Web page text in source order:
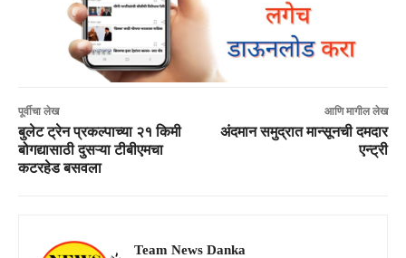
पूर्वीचा लेख
बुलेट ट्रेन प्रकल्पाच्या २१ किमी
बोगद्यासाठी दुसऱ्या टीबीएमचा
कटरहेड बसवला
आणि मागील लेख
अंदमान समुद्रात मान्सूनची दमदार
एन्ट्री
Team News Danka